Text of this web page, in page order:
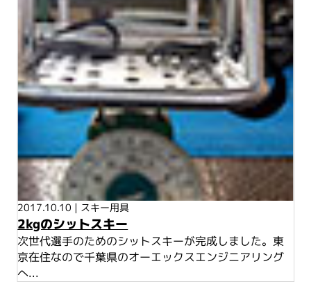
2017.10.10 | スキー用具
2kgのシットスキー
次世代選手のためのシットスキーが完成しました。東
京在住なので千葉県のオーエックスエンジニアリング
へ...